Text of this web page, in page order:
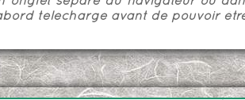
téléchargé avant de pouvoir